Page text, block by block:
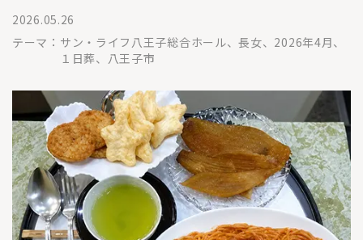
2026.05.26
テーマ： サン・ライフ八王子総合ホール、長女、2026年4月、
１日葬、八王子市